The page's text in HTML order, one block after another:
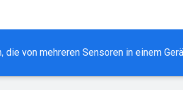
von mehreren Sensoren in einem